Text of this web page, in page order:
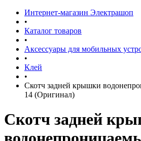
Интернет-магазин Электрашоп
•
Каталог товаров
•
Аксессуары для мобильных
•
Клей
•
Скотч задней крышки
14 (Оригинал)
Скотч задней